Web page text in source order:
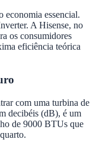
economia essencial.
A Hisense, no
os consumidores
eficiência teórica
com uma turbina de
decibéis (dB), é um
de 9000 BTUs que